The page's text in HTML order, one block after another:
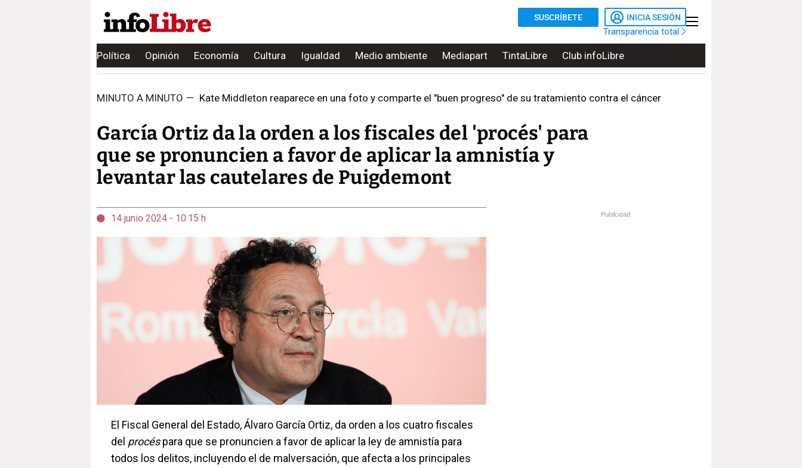
SUSCRÍBETE INICIA SESIÓN
Transparencia total
Política Opinión Economía Cultura Igualdad Medio ambiente Mediapart TintaLibre Club infoLibre
MINUTO A MINUTO — Kate Middleton reaparece en una foto y comparte el "buen progreso" de su tratamiento contra el cáncer
García Ortiz da la orden a los fiscales del 'procés' para
que se pronuncien a favor de aplicar la amnistía y
levantar las cautelares de Puigdemont
14 junio 2024 - 10:15 h
El Fiscal General del Estado, Álvaro García Ortiz, da orden a los cuatro fiscales
del procéspara que se pronuncien a favor de aplicar la ley de amnistía para
todos los delitos, incluyendo el de malversación, que afecta a los principales
Publicidad